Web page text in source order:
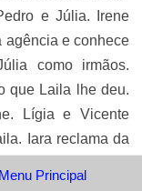
e Júlia. Irene
agência e conhece
como irmãos.
que Laila lhe deu.
Lígia e Vicente
Iara reclama da
para Vicente
Menu Principal